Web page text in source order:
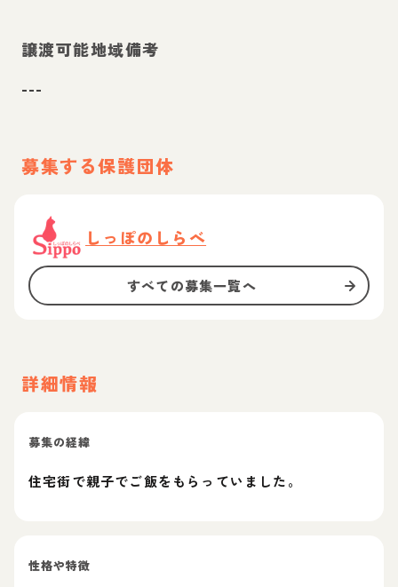
譲渡可能地域備考
---
募集する保護団体
しっぽのしらべ
すべての募集一覧へ
詳細情報
募集の経緯
住宅街で親子でご飯をもらっていました。
性格や特徴